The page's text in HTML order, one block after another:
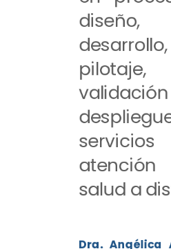
diseño,
desarrollo,
pilotaje,
salud a
Dra. Angélica